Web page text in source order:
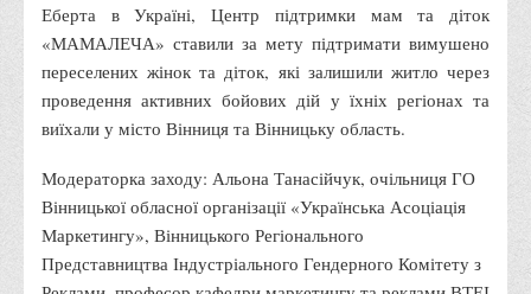
Туризму та готельно-ресторанної справи
Фізичного виховання та спорту
Менеджменту та публічного управління
Інноваційної економіки та цифрових технологій
Права
Обліку та оподаткування
Еберта в Україні, Центр підтримки мам та діток
«МАМАЛЕЧА» ставили за мету підтримати вимушено
переселених жінок та діток, які залишили житло через
проведення активних бойових дій у їхніх регіонах та
виїхали у місто Вінниця та Вінницьку область.
Модераторка заходу: Альона Танасійчук, очільниця ГО
Вінницької обласної організації «Українська Асоціація
Маркетингу», Вінницького Регіонального
Представництва Індустріального Гендерного Комітету з